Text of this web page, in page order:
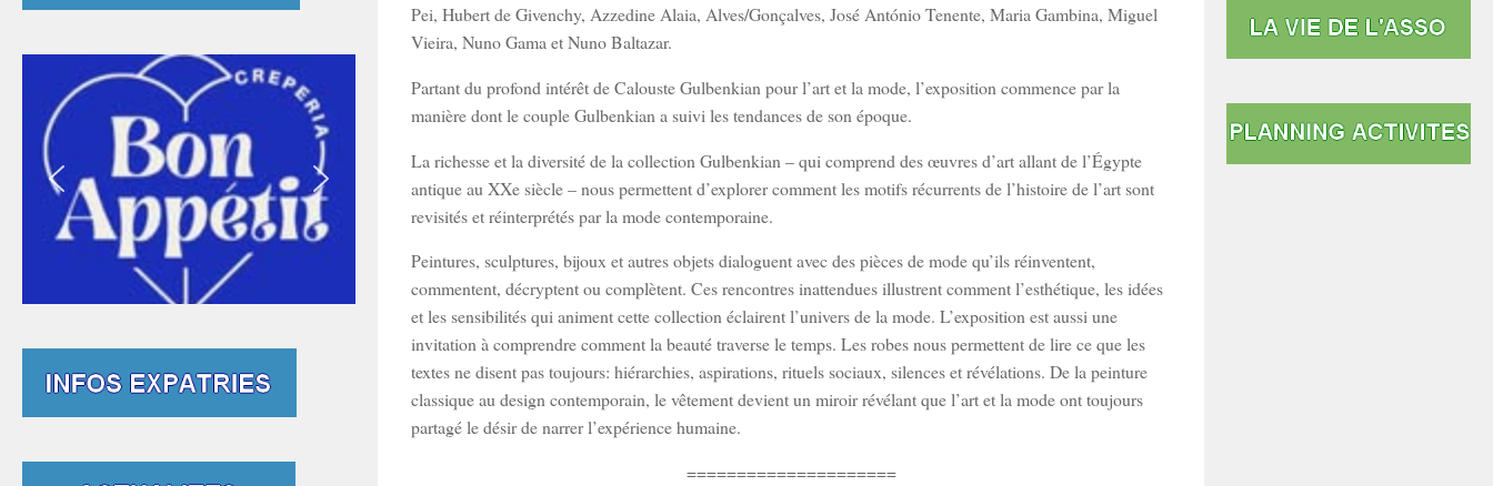
Pei, Hubert de Givenchy, Azzedine Alaia, Alves/Gonçalves, José António Tenente, Maria Gambina, Miguel
Vieira, Nuno Gama et Nuno Baltazar.
Partant du profond intérêt de Calouste Gulbenkian pour l’art et la mode, l’exposition commence par la
manière dont le couple Gulbenkian a suivi les tendances de son époque.
La richesse et la diversité de la collection Gulbenkian – qui comprend des œuvres d’art allant de l’Égypte
antique au XXe siècle – nous permettent d’explorer comment les motifs récurrents de l’histoire de l’art sont
revisités et réinterprétés par la mode contemporaine.
Peintures, sculptures, bijoux et autres objets dialoguent avec des pièces de mode qu’ils réinventent,
commentent, décryptent ou complètent. Ces rencontres inattendues illustrent comment l’esthétique, les idées
et les sensibilités qui animent cette collection éclairent l’univers de la mode. L’exposition est aussi une
invitation à comprendre comment la beauté traverse le temps. Les robes nous permettent de lire ce que les
textes ne disent pas toujours: hiérarchies, aspirations, rituels sociaux, silences et révélations. De la peinture
classique au design contemporain, le vêtement devient un miroir révélant que l’art et la mode ont toujours
partagé le désir de narrer l’expérience humaine.
=====================